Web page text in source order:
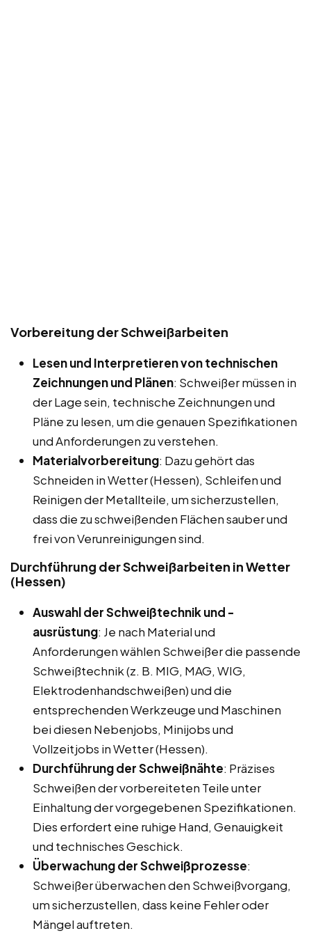
Vorbereitung der Schweißarbeiten
Lesen und Interpretieren von technischen
Zeichnungen und Plänen: Schweißer müssen in
der Lage sein, technische Zeichnungen und
Pläne zu lesen, um die genauen Spezifikationen
und Anforderungen zu verstehen.
Materialvorbereitung: Dazu gehört das
Schneiden in Wetter (Hessen), Schleifen und
Reinigen der Metallteile, um sicherzustellen,
dass die zu schweißenden Flächen sauber und
frei von Verunreinigungen sind.
Durchführung der Schweißarbeiten in Wetter
(Hessen)
Auswahl der Schweißtechnik und -
ausrüstung: Je nach Material und
Anforderungen wählen Schweißer die passende
Schweißtechnik (z. B. MIG, MAG, WIG,
Elektrodenhandschweißen) und die
entsprechenden Werkzeuge und Maschinen
bei diesen Nebenjobs, Minijobs und
Vollzeitjobs in Wetter (Hessen).
Durchführung der Schweißnähte: Präzises
Schweißen der vorbereiteten Teile unter
Einhaltung der vorgegebenen Spezifikationen.
Dies erfordert eine ruhige Hand, Genauigkeit
und technisches Geschick.
Überwachung der Schweißprozesse:
Schweißer überwachen den Schweißvorgang,
um sicherzustellen, dass keine Fehler oder
Mängel auftreten.